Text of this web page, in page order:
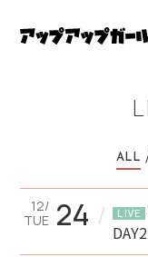
ALL
12/
TUE 24 / LIVE